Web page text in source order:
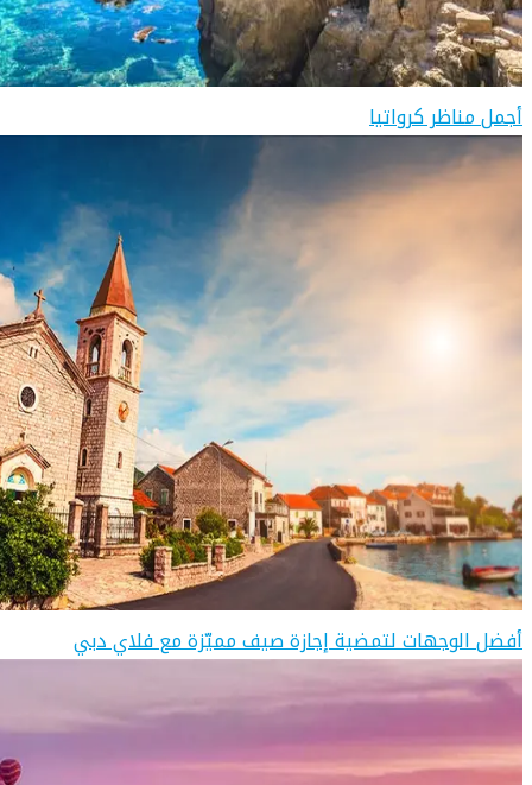
أجمل مناظر كرواتيا
أفضل الوجهات لتمضية إجازة صيف مميّزة مع فلاي دبي